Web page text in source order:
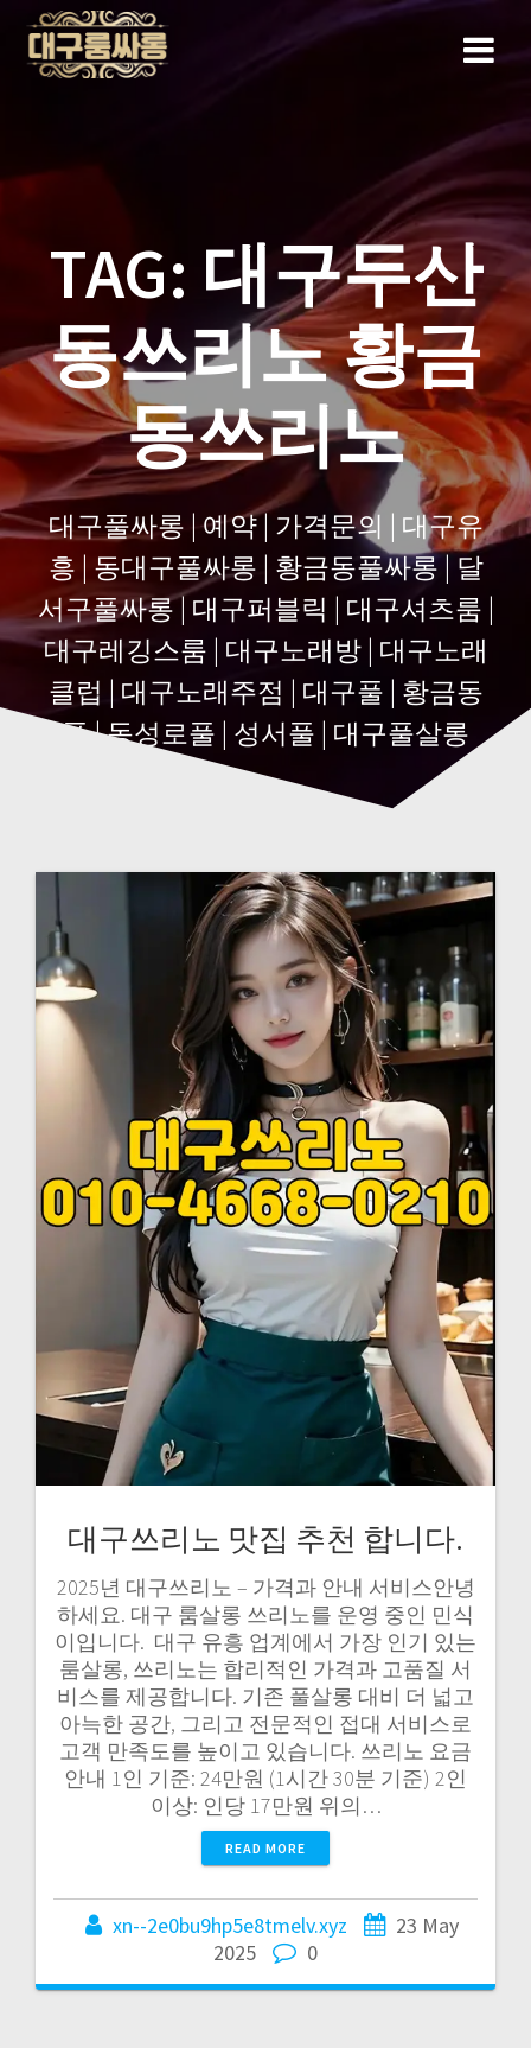
TAG: 대구두산
동쓰리노 황금
동쓰리노
대구풀싸롱 | 예약 | 가격문의 | 대구유
흥 | 동대구풀싸롱 | 황금동풀싸롱 | 달
서구풀싸롱 | 대구퍼블릭 | 대구셔츠룸 |
대구레깅스룸 | 대구노래방 | 대구노래
클럽 | 대구노래주점 | 대구풀 | 황금동
풀 | 동성로풀 | 성서풀 | 대구풀살롱
대구쓰리노 맛집 추천 합니다.
2025년 대구쓰리노 – 가격과 안내 서비스안녕
하세요. 대구 룸살롱 쓰리노를 운영 중인 민식
이입니다. ​ 대구 유흥 업계에서 가장 인기 있는
룸살롱, 쓰리노는 합리적인 가격과 고품질 서
비스를 제공합니다. 기존 풀살롱 대비 더 넓고
아늑한 공간, 그리고 전문적인 접대 서비스로
고객 만족도를 높이고 있습니다. 쓰리노 요금
안내 1인 기준: 24만원 (1시간 30분 기준) 2인
이상: 인당 17만원 위의…
READ MORE
xn--2e0bu9hp5e8tmelv.xyz
23 May
2025
0